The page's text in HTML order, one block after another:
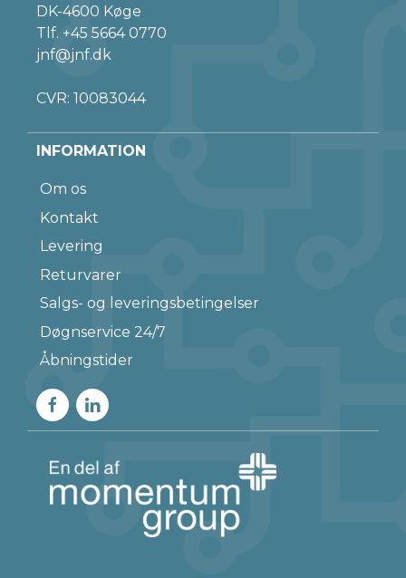
DK-4600 Køge
Tlf. +45 5664 0770
jnf@jnf.dk
CVR: 10083044
INFORMATION
Om os
Kontakt
Levering
Returvarer
Salgs- og leveringsbetingelser
Døgnservice 24/7
Åbningstider